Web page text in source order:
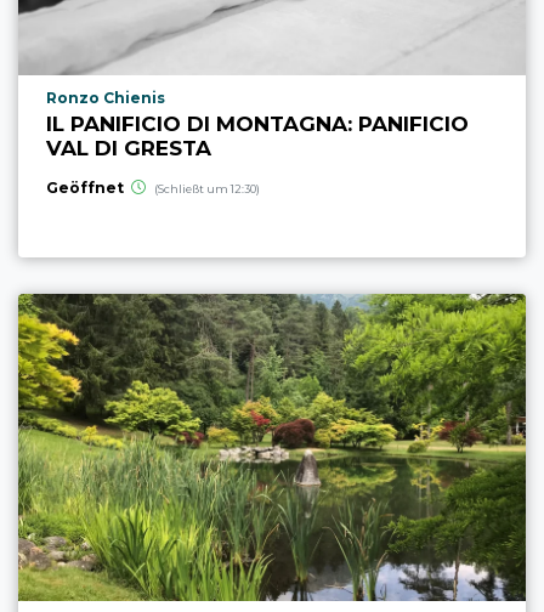
aria.poi_location_prefix
Ronzo Chienis
IL PANIFICIO DI MONTAGNA: PANIFICIO
VAL DI GRESTA
Geöffnet (Schließt um 12:30)